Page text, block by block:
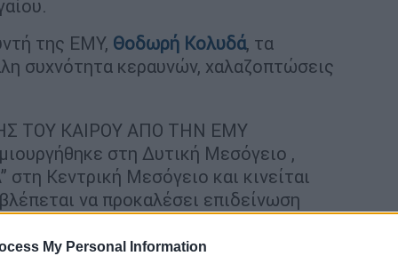
My Personal Information
της ΕΜΥ, Θοδωρή Κολυδά, τα
συχνότητα κεραυνών, χαλαζοπτώσεις
ΤΟΥ ΚΑΙΡΟΥ ΑΠΟ ΤΗΝ ΕΜΥ
στη Δυτική Μεσόγειο ,
στη Κεντρική Μεσόγειο και κινείται
να προκαλέσει επιδείνωση
September 8, 2024